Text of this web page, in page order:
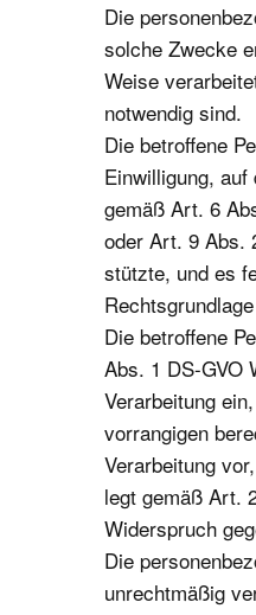
Die
solche Zwecke
Weise
notwendig sind.
Die betroffene
Einwilligung,
gemäß Art. 6
oder Art. 9 Abs.
stützte, und es
Die betroffene
Abs. 1 DS-GVO
Verarbeitung
vorrangigen
Verarbeitung
legt gemäß Art.
Widerspruch
Die
unrechtmäßig